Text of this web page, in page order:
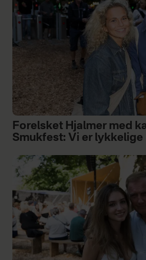
Forelsket Hjalmer med
Smukfest: Vi er lykkelige